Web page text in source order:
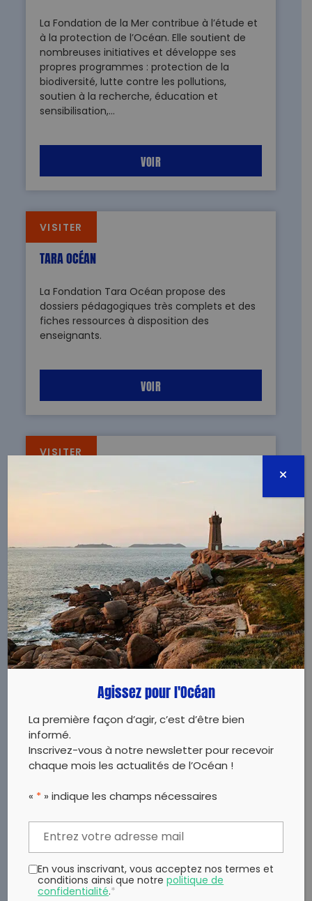
La Fondation de la Mer contribue à l’étude et
à la protection de l’Océan. Elle soutient de
nombreuses initiatives et développe ses
propres programmes : protection de la
biodiversité, lutte contre les pollutions,
soutien à la recherche, éducation et
sensibilisation,…
VOIR
VISITER
TARA OCÉAN
La Fondation Tara Océan propose des
dossiers pédagogiques très complets et des
fiches ressources à disposition des
enseignants.
VOIR
VISITER
Développée par Surfrider Foundation Europe,
Ocean Campus est une plateforme
d'éducation au développement durable,
composée de cours en ligne, de quiz et de
kits pédagogiques gratuits.
VOIR
7E CONTINENT
C’est pendant sa traversée de l’Atlantique à
la rame en solitaire que Patrick Deixonne,
par les déchets plastiques au cœur même
sa vie. L’association organise des missions
d’exploration pour étudier ce phénomène et
de la situation. Dans l’espace pédagogique,
vous trouverez des fiches documentaires,
Agissez pour l'Océan
La première façon d’agir, c’est d’être bien
informé.
Inscrivez-vous à notre newsletter pour recevoir
chaque mois les actualités de l’Océan !
« * » indique les champs nécessaires
En vous inscrivant, vous acceptez nos termes et
conditions ainsi que notrepolitique de
confidentialité.*